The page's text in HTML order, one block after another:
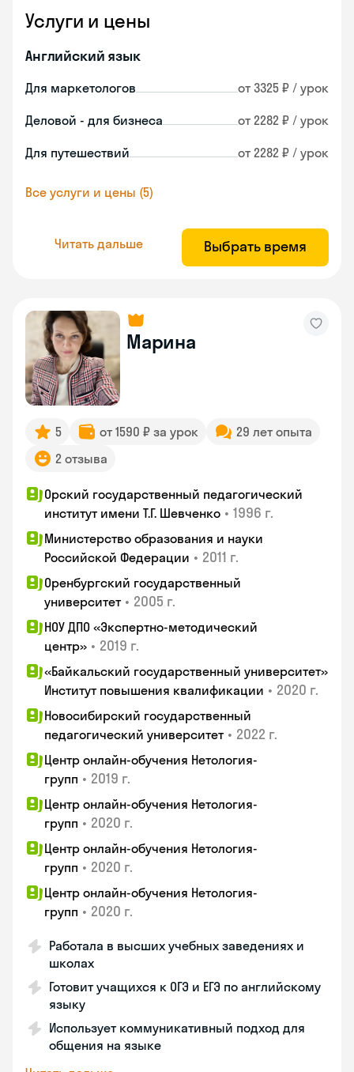
Услуги и цены
Английский язык
Для маркетологов от 3325 ₽ / урок
Деловой - для бизнеса от 2282 ₽ / урок
Для путешествий от 2282 ₽ / урок
Все услуги и цены (5)
Читать дальше Выбрать время
Марина
5 от 1590 ₽ за урок
29 лет опыта
2 отзыва
Орский государственный педагогический
институт имени Т.Г. Шевченко • 1996 г.
Министерство образования и науки
Российской Федерации • 2011 г.
Оренбургский государственный
университет • 2005 г.
НОУ ДПО «Экспертно-методический
центр» • 2019 г.
«Байкальский государственный университет»
Институт повышения квалификации • 2020 г.
Новосибирский государственный
педагогический университет • 2022 г.
Центр онлайн-обучения Нетология-
групп • 2019 г.
Центр онлайн-обучения Нетология-
групп • 2020 г.
Центр онлайн-обучения Нетология-
групп • 2020 г.
Центр онлайн-обучения Нетология-
групп • 2020 г.
Работала в высших учебных заведениях и
школах
Готовит учащихся к ОГЭ и ЕГЭ по английскому
языку
Использует коммуникативный подход для
общения на языке